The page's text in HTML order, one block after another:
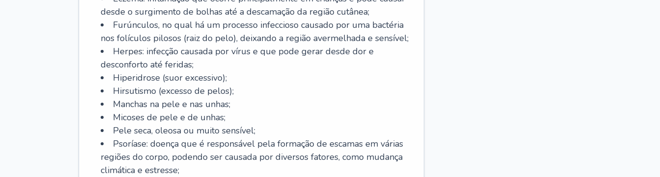
desde o surgimento de bolhas até a descamação da região cutânea;
Furúnculos, no qual há um processo infeccioso causado por uma bactéria
nos folículos pilosos (raiz do pelo), deixando a região avermelhada e sensível;
Herpes: infecção causada por vírus e que pode gerar desde dor e
desconforto até feridas;
Hiperidrose (suor excessivo);
Hirsutismo (excesso de pelos);
Manchas na pele e nas unhas;
Micoses de pele e de unhas;
Pele seca, oleosa ou muito sensível;
Psoríase: doença que é responsável pela formação de escamas em várias
regiões do corpo, podendo ser causada por diversos fatores, como mudança
climática e estresse;